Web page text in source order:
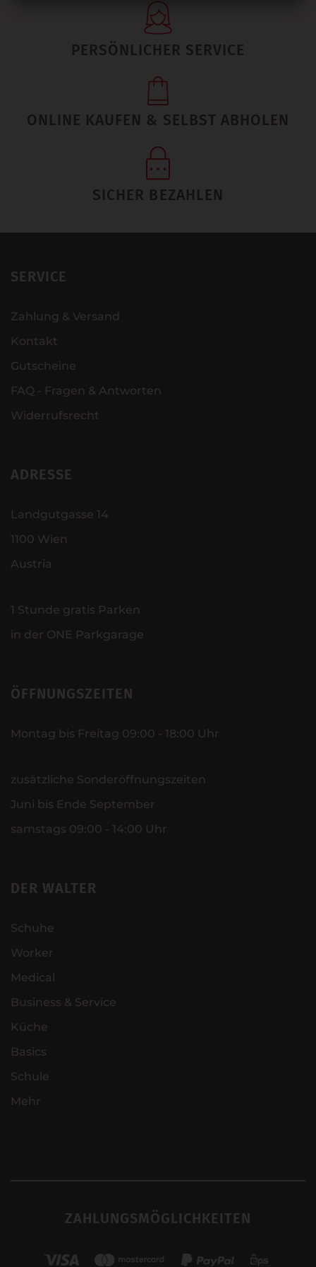
PERSÖNLICHER SERVICE
ONLINE KAUFEN & SELBST ABHOLEN
SICHER BEZAHLEN
SERVICE
Zahlung & Versand
Kontakt
Gutscheine
FAQ - Fragen & Antworten
Widerrufsrecht
ADRESSE
Landgutgasse 14
1100 Wien
Austria
1 Stunde gratis Parken
in der ONE Parkgarage
ÖFFNUNGSZEITEN
Montag bis Freitag 09:00 - 18:00 Uhr
zusätzliche Sonderöffnungszeiten
Juni bis Ende September
samstags 09:00 - 14:00 Uhr
DER WALTER
Schuhe
Worker
Medical
Business & Service
Küche
Basics
Schule
Mehr
ZAHLUNGSMÖGLICHKEITEN